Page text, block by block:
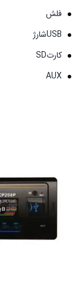
فلش
USBشارژ
کارتSD
AUX